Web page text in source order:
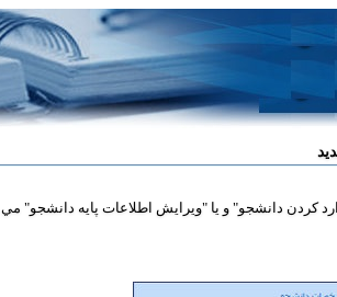
که داراي مجوز " وارد کردن دانشجو" و يا "ويرايش اطلاعات پايه دانشجو" مي